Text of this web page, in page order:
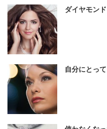
ダイヤモン
自分にとっ